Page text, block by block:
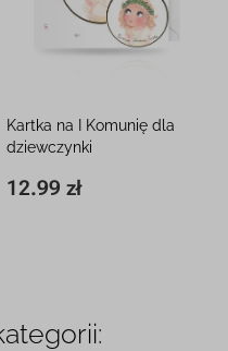
Kartka na I Komunię dla
dziewczynki
12.99 zł
15 x 15 cm